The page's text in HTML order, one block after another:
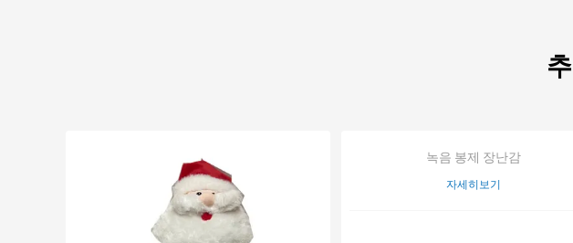
녹음 봉제 장난감
자세히보기